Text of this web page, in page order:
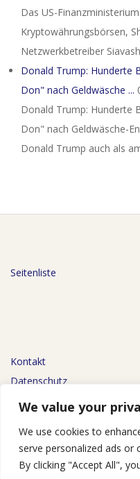
We value your
We use cookies to
serve personalized ads or
By clicking "Accept All",
Das US-
Kryptowährungsbörsen,
Netzwerkbetreiber
Donald Trump: Hunderte
Don" nach Geldwäsche ...
Donald Trump: Hunderte
Don" nach Geldwäsche-
Donald Trump auch als
Seitenliste
Kontakt
Datenschutz
Impressum